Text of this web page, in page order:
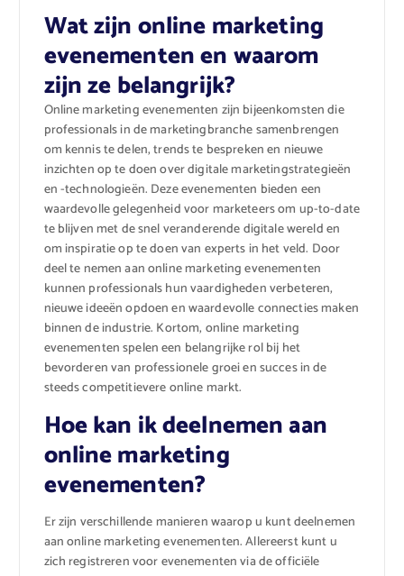
Wat zijn online marketing
evenementen en waarom
zijn ze belangrijk?
Online marketing evenementen zijn bijeenkomsten die
professionals in de marketingbranche samenbrengen
om kennis te delen, trends te bespreken en nieuwe
inzichten op te doen over digitale marketingstrategieën
en -technologieën. Deze evenementen bieden een
waardevolle gelegenheid voor marketeers om up-to-date
te blijven met de snel veranderende digitale wereld en
om inspiratie op te doen van experts in het veld. Door
deel te nemen aan online marketing evenementen
kunnen professionals hun vaardigheden verbeteren,
nieuwe ideeën opdoen en waardevolle connecties maken
binnen de industrie. Kortom, online marketing
evenementen spelen een belangrijke rol bij het
bevorderen van professionele groei en succes in de
steeds competitievere online markt.
Hoe kan ik deelnemen aan
online marketing
evenementen?
Er zijn verschillende manieren waarop u kunt deelnemen
aan online marketing evenementen. Allereerst kunt u
zich registreren voor evenementen via de officiële